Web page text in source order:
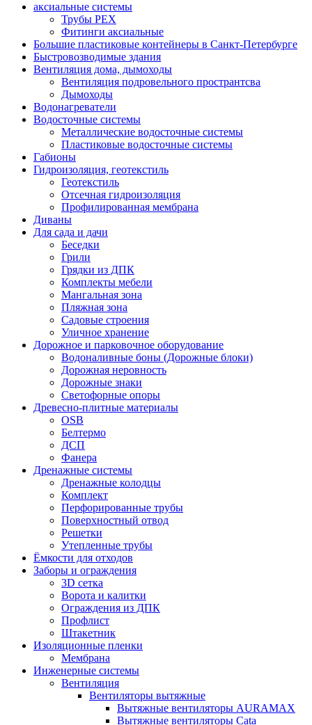
аксиальные системы
Трубы PEX
Фитинги аксиальные
Большие пластиковые контейнеры в Санкт-Петербурге
Быстровозводимые здания
Вентиляция дома, дымоходы
Вентиляция подровельного пространтсва
Дымоходы
Водонагреватели
Водосточные системы
Металлические водосточные системы
Пластиковые водосточные системы
Габионы
Гидроизоляция, геотекстиль
Геотекстиль
Отсечная гидроизоляция
Профилированная мембрана
Диваны
Для сада и дачи
Беседки
Грили
Грядки из ДПК
Комплекты мебели
Мангальная зона
Пляжная зона
Садовые строения
Уличное хранение
Дорожное и парковочное оборудование
Водоналивные боны (Дорожные блоки)
Дорожная неровность
Дорожные знаки
Светофорные опоры
Древесно-плитные материалы
OSB
Белтермо
ДСП
Фанера
Дренажные системы
Дренажные колодцы
Комплект
Перфорированные трубы
Поверхностный отвод
Решетки
Утепленные трубы
Ёмкости для отходов
Заборы и ограждения
3D сетка
Ворота и калитки
Ограждения из ДПК
Профлист
Штакетник
Изоляционные пленки
Мембрана
Инженерные системы
Вентиляция
Вентиляторы вытяжные
Вытяжные вентиляторы AURAMAX
Вытяжные вентиляторы Cata